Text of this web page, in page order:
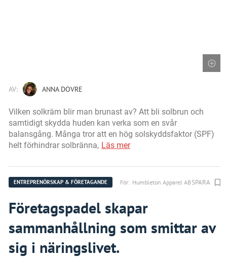
AV: ANNA DOVRE
Vilken solkräm blir man brunast av? Att bli solbrun och
samtidigt skydda huden kan verka som en svår
balansgång. Många tror att en hög solskyddsfaktor (SPF)
helt förhindrar solbränna, Läs mer
ENTREPRENÖRSKAP & FÖRETAGANDE För: Humbleton Apparel ABSPARA
Företagspadel skapar
sammanhållning som smittar av
sig i näringslivet.